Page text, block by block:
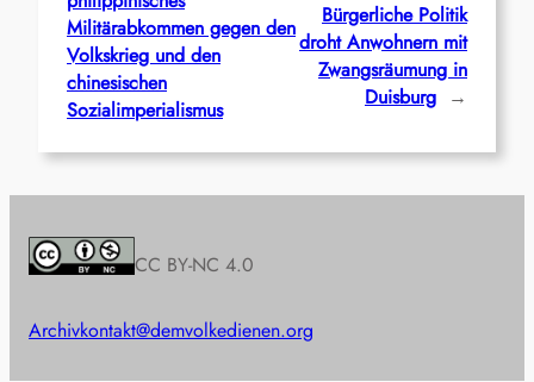
Militärabkommen gegen den
Volkskrieg und den
chinesischen
Sozialimperialismus
Bürgerliche Politik
droht Anwohnern mit
Zwangsräumung in
Duisburg →
CC BY-NC 4.0
Archivkontakt@demvolkedienen.org